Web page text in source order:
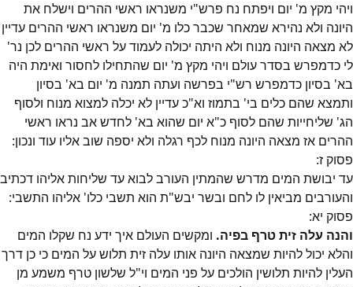
ויהי מקץ מ' יום ויפתח נח פרש"י משנראו ראשי ההרים וישלח את
היונה ולא נהירא שמאחר שכבר כלו מ' יום משנראו ראשי ההרים עדיין
לא מצאה היונה מנוח ולא היתה יכולה לעמוד על ראשי ההרים לכן נר'
לי כדמפרש בסדר עולם ויהי מקץ מ' יום שהתחילו לחסור ואימת היה
בא' בסיון כדמפרש רש"י בפרשה ועתה תמנה מ' יום בא' בסיון
ותמצא שהם כלים בי' בתמוז וא"כ עדיין לא יכלה למצוא מנוח ולסוף
הג' שליחייות שהם לסוף כ"א יום שהוא בא' לחדש אב נראו ראשי
ההרים אז מצאה היונה מנוח לכף רגלה ולא יספה שוב אליו עוד ונכון:
פסוק ז:
עד יבושת המים מדרש שהמתין העורב לבוא עד שליחות אליהו דכתיב
והעורבים מביאין לו לחם ובשר יבש"ת הוא תשבי כלו' אליהו התשבי:
פסוק יא:
והנה עלה זית טרף בפיה. ומקשים העולם איך ידע נח שקלו המים
והלא יכול להיות שמצאה היונה אותו עלה זית תלוש על המים כי כן דרך
העלין להיות תלושין הולכים על פני המים וי"ל שלשון טרף משמע מן